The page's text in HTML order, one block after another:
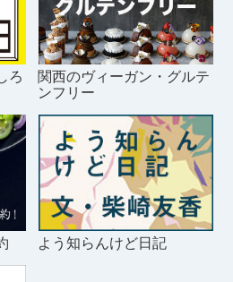
ろ
関西のヴィーガン・グルテ
ンフリー
よう知らんけど日記